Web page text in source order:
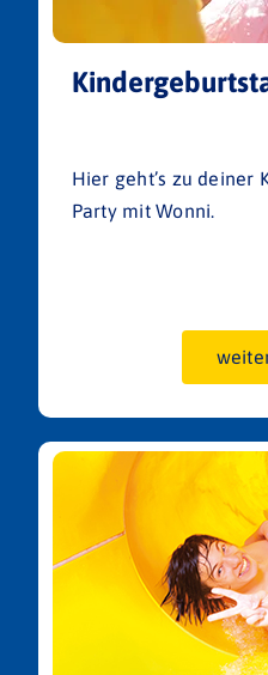
Hier geht’s zu deiner
Party mit Wonni.